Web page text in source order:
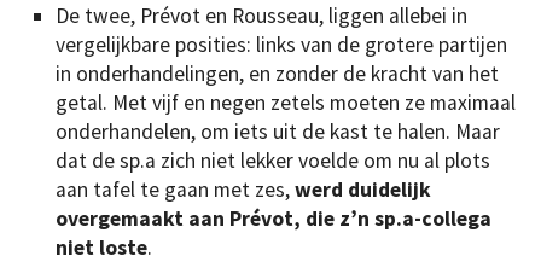
De twee, Prévot en Rousseau, liggen allebei in
vergelijkbare posities: links van de grotere partijen
in onderhandelingen, en zonder de kracht van het
getal. Met vijf en negen zetels moeten ze maximaal
onderhandelen, om iets uit de kast te halen. Maar
dat de sp.a zich niet lekker voelde om nu al plots
aan tafel te gaan met zes,werd duidelijk
overgemaakt aan Prévot, die z’n sp.a-collega
niet loste.